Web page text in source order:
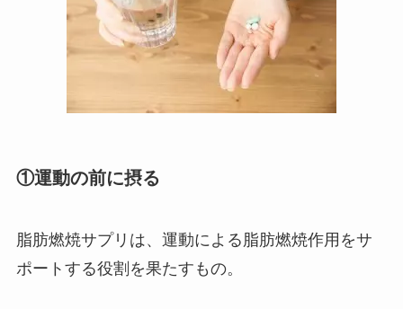
①運動の前に摂る
脂肪燃焼サプリは、運動による脂肪燃焼作用をサ
ポートする役割を果たすもの。